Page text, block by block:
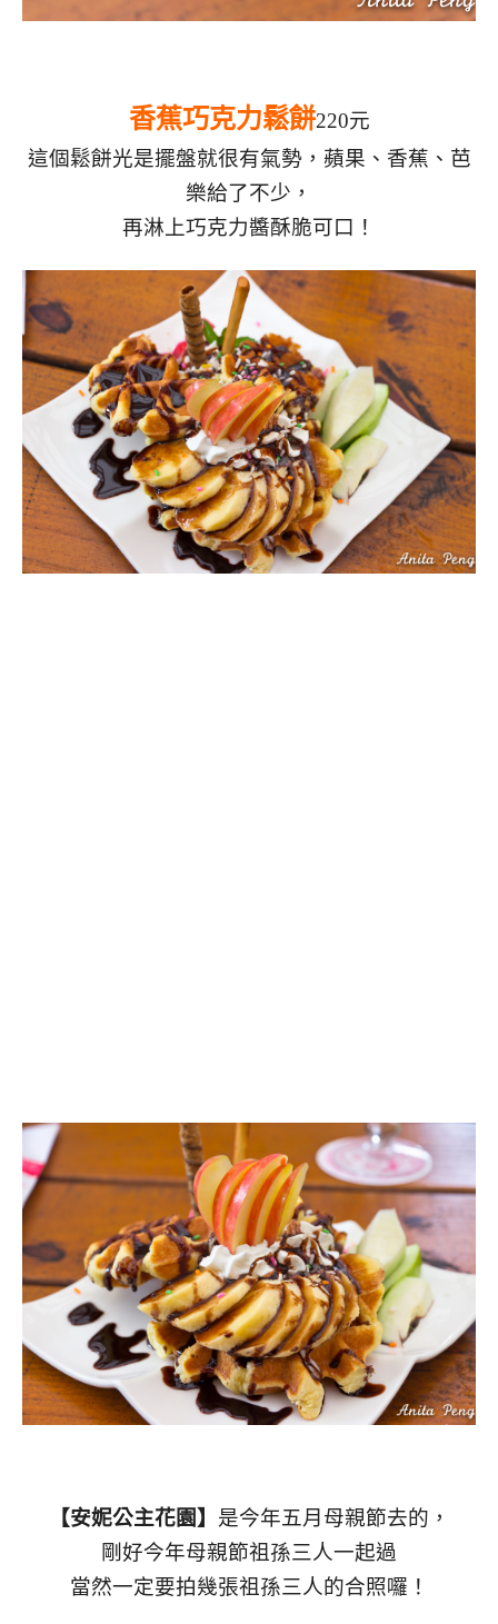
香蕉巧克力鬆餅220元
這個鬆餅光是擺盤就很有氣勢，蘋果、香蕉、芭
樂給了不少，
再淋上巧克力醬酥脆可口！
【安妮公主花園】 是今年五月母親節去的，
剛好今年母親節祖孫三人一起過
當然一定要拍幾張祖孫三人的合照囉！